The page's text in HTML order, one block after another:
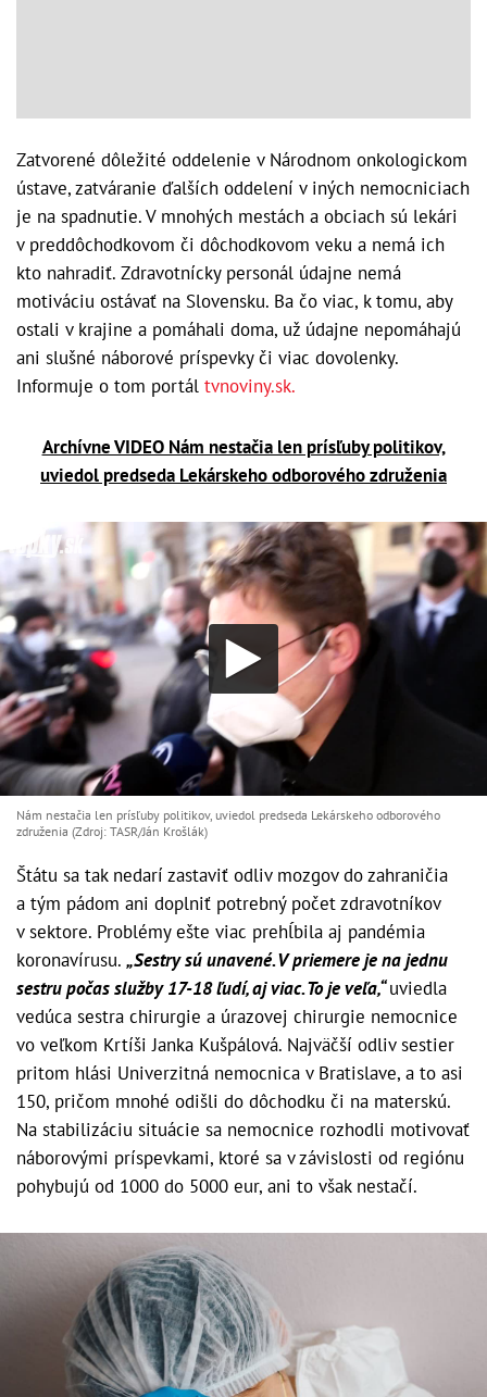
Zatvorené dôležité oddelenie v Národnom onkologickom
ústave, zatváranie ďalších oddelení v iných nemocniciach
je na spadnutie. V mnohých mestách a obciach sú lekári
v preddôchodkovom či dôchodkovom veku a nemá ich
kto nahradiť. Zdravotnícky personál údajne nemá
motiváciu ostávať na Slovensku. Ba čo viac, k tomu, aby
ostali v krajine a pomáhali doma, už údajne nepomáhajú
ani slušné náborové príspevky či viac dovolenky.
Informuje o tom portál tvnoviny.sk.
Archívne VIDEO Nám nestačia len prísľuby politikov,
uviedol predseda Lekárskeho odborového združenia
Nám nestačia len prísľuby politikov, uviedol predseda Lekárskeho odborového
združenia (Zdroj: TASR/Ján Krošlák)
Štátu sa tak nedarí zastaviť odliv mozgov do zahraničia
a tým pádom ani doplniť potrebný počet zdravotníkov
v sektore. Problémy ešte viac prehĺbila aj pandémia
koronavírusu. „Sestry sú unavené. V priemere je na jednu
sestru počas služby 17-18 ľudí, aj viac. To je veľa,“uviedla
vedúca sestra chirurgie a úrazovej chirurgie nemocnice
vo veľkom Krtíši Janka Kušpálová. Najväčší odliv sestier
pritom hlási Univerzitná nemocnica v Bratislave, a to asi
150, pričom mnohé odišli do dôchodku či na materskú.
Na stabilizáciu situácie sa nemocnice rozhodli motivovať
náborovými príspevkami, ktoré sa v závislosti od regiónu
pohybujú od 1000 do 5000 eur, ani to však nestačí.